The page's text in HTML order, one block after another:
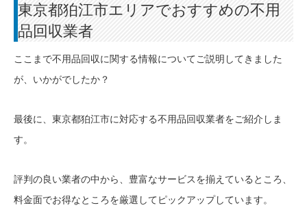
東京都狛江市エリアでおすすめの不用
品回収業者
ここまで不用品回収に関する情報についてご説明してきました
が、いかがでしたか？
最後に、東京都狛江市に対応する不用品回収業者をご紹介しま
す。
評判の良い業者の中から、豊富なサービスを揃えているところ、
料金面でお得なところを厳選してピックアップしています。